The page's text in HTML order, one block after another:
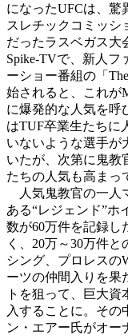
になったUFCは、驚
スレチックコミッシ
だったラスベガス大
Spike-TVで、新人フ
ーショー番組の「
始されると、これが
に爆発的な人気を呼
はTUF卒業生たちに
いないような選手が
いたが、次第に鬼教
たちの人気も高まっ
人気鬼教官の一人
ある“レジェンド”ホ
数が60万件を記録
く、20万～30万件
シング、プロレスの
ーツの仲間入りを果
トを狙って、巨大
入することに。その
ン・エアー氏がオー